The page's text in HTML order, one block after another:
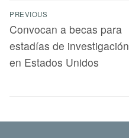
PREVIOUS
Convocan a becas para
estadías de investigación
en Estados Unidos